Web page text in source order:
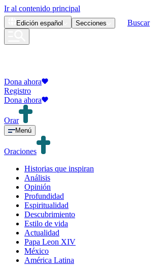
Ir al contenido principal
Edición español Secciones Buscar
Dona ahora
Registro
Dona ahora
Orar
Menú
Oraciones
Historias que inspiran
Análisis
Opinión
Profundidad
Espiritualidad
Descubrimiento
Estilo de vida
Actualidad
Papa Leon XIV
México
América Latina